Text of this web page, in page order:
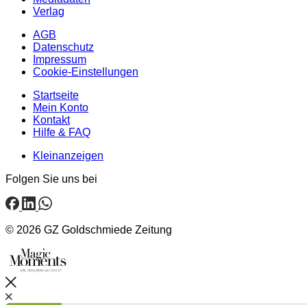
Verlag
AGB
Datenschutz
Impressum
Cookie-Einstellungen
Startseite
Mein Konto
Kontakt
Hilfe & FAQ
Kleinanzeigen
Folgen Sie uns bei
© 2026 GZ Goldschmiede Zeitung
Schließen